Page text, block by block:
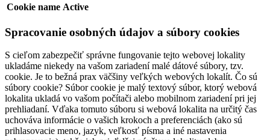
Cookie name Active
Spracovanie osobných údajov a súbory cookies
S cieľom zabezpečiť správne fungovanie tejto webovej lokality
ukladáme niekedy na vašom zariadení malé dátové súbory, tzv.
cookie. Je to bežná prax väčšiny veľkých webových lokalít. Čo sú
súbory cookie? Súbor cookie je malý textový súbor, ktorý webová
lokalita ukladá vo vašom počítači alebo mobilnom zariadení pri jej
prehliadaní. Vďaka tomuto súboru si webová lokalita na určitý čas
uchováva informácie o vašich krokoch a preferenciách (ako sú
prihlasovacie meno, jazyk, veľkosť písma a iné nastavenia